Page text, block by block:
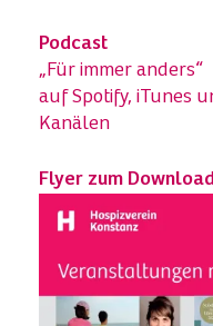
Podcast
„Für immer anders“
auf Spotify, iTunes
Kanälen
Flyer zum